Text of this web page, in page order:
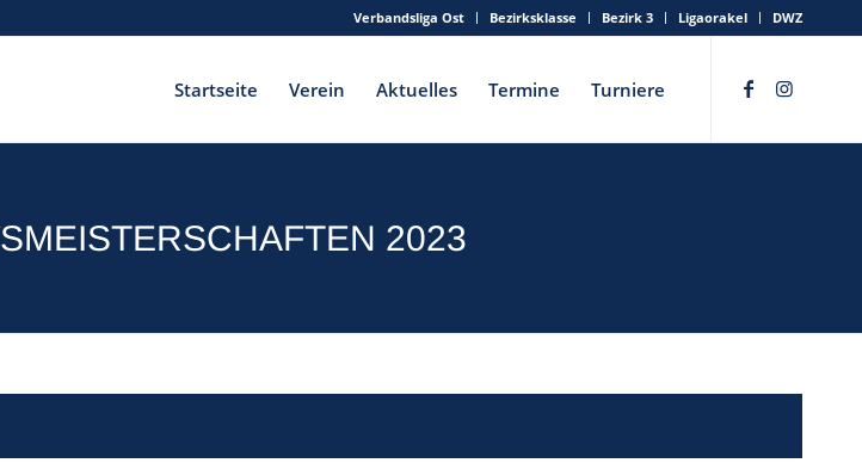
Verbandsliga Ost Bezirksklasse Bezirk 3 Ligaorakel DWZ
Startseite Verein Aktuelles Termine Turniere
2023